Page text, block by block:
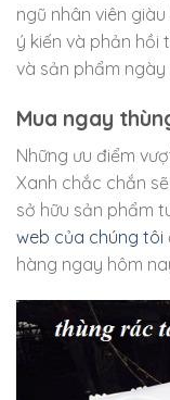
ngũ nhân viên
ý kiến và phản hồi
và sản phẩm
Mua ngay
Những ưu điểm
Xanh chắc chắn
sở hữu sản phẩm
web của chúng tôi
hàng ngay hôm